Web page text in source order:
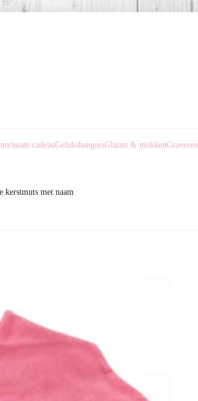
naam cadeauGelukshangersGlazen & mokkenGraveren
kerstmuts met naam